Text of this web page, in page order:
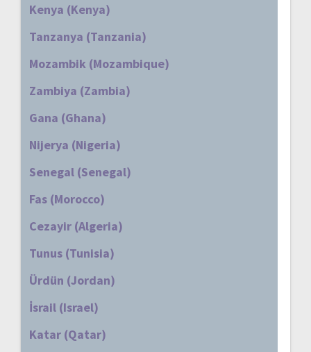
Kenya (Kenya)
Tanzanya (Tanzania)
Mozambik (Mozambique)
Zambiya (Zambia)
Gana (Ghana)
Nijerya (Nigeria)
Senegal (Senegal)
Fas (Morocco)
Cezayir (Algeria)
Tunus (Tunisia)
Ürdün (Jordan)
İsrail (Israel)
Katar (Qatar)